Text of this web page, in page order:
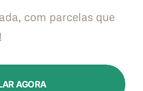
com parcelas que
AGORA